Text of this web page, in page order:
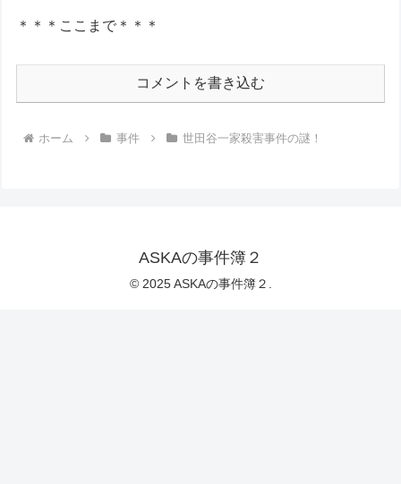
＊＊＊ここまで＊＊＊
コメントを書き込む
ホーム 事件 世田谷一家殺害事件の謎！
ASKAの事件簿２
© 2025 ASKAの事件簿２.